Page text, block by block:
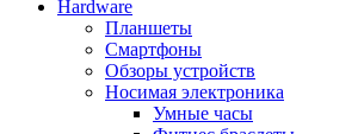
Hardware
Планшеты
Смартфоны
Обзоры устройств
Носимая электроника
Умные часы